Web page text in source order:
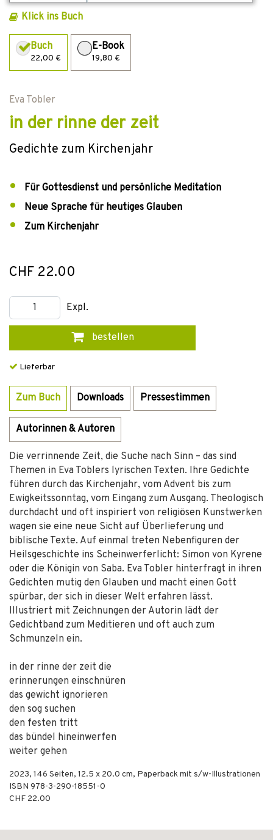
Klick ins Buch
Buch
22,00 €
E-Book
19,80 €
Eva Tobler
in der rinne der zeit
Gedichte zum Kirchenjahr
Für Gottesdienst und persönliche Meditation
Neue Sprache für heutiges Glauben
Zum Kirchenjahr
CHF 22.00
Expl.
bestellen
Lieferbar
Zum Buch Downloads Pressestimmen
Autorinnen & Autoren
Die verrinnende Zeit, die Suche nach Sinn – das sind
Themen in Eva Toblers lyrischen Texten. Ihre Gedichte
führen durch das Kirchenjahr, vom Advent bis zum
Ewigkeitssonntag, vom Eingang zum Ausgang. Theologisch
durchdacht und oft inspiriert von religiösen Kunstwerken
wagen sie eine neue Sicht auf Überlieferung und
biblische Texte. Auf einmal treten Nebenfiguren der
Heilsgeschichte ins Scheinwerferlicht: Simon von Kyrene
oder die Königin von Saba. Eva Tobler hinterfragt in ihren
Gedichten mutig den Glauben und macht einen Gott
spürbar, der sich in dieser Welt erfahren lässt.
Illustriert mit Zeichnungen der Autorin lädt der
Gedichtband zum Meditieren und oft auch zum
Schmunzeln ein.
in der rinne der zeit die
erinnerungen einschnüren
das gewicht ignorieren
den sog suchen
den festen tritt
das bündel hineinwerfen
weiter gehen
2023, 146 Seiten, 12.5 x 20.0 cm, Paperback mit s/w-Illustrationen
ISBN 978-3-290-18551-0
CHF 22.00